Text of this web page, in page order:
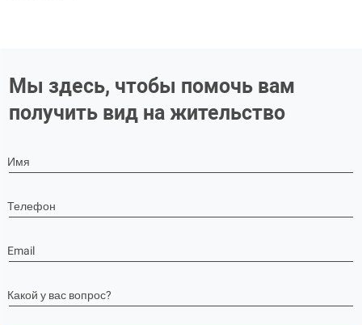
Мы здесь, чтобы помочь вам
получить вид на жительство
Имя
Телефон
Email
Какой у вас вопрос?